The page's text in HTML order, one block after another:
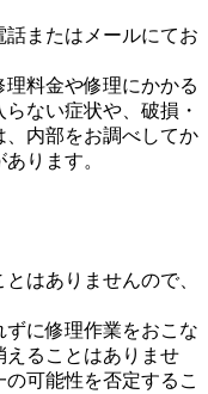
話またはメールにてお
料金や修理にかかる
ない症状や、破損・
内部をお調べしてか
ります。
はありませんので、
に修理作業をおこな
えることはありませ
可能性を否定するこ